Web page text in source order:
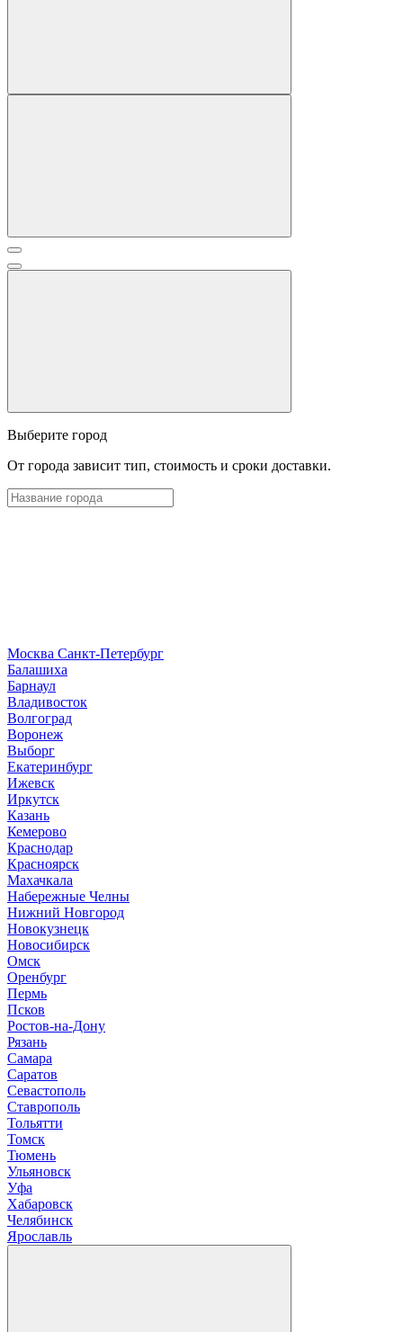
Выберите город
От города зависит тип, стоимость и сроки доставки.
Москва Санкт-Петербург
Балашиха
Барнаул
Владивосток
Волгоград
Воронеж
Выборг
Екатеринбург
Ижевск
Иркутск
Казань
Кемерово
Краснодар
Красноярск
Махачкала
Набережные Челны
Нижний Новгород
Новокузнецк
Новосибирск
Омск
Оренбург
Пермь
Псков
Ростов-на-Дону
Рязань
Самара
Саратов
Севастополь
Ставрополь
Тольятти
Томск
Тюмень
Ульяновск
Уфа
Хабаровск
Челябинск
Ярославль